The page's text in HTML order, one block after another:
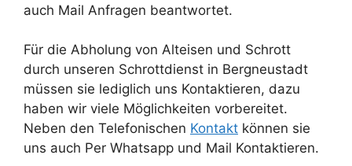
auch Mail Anfragen beantwortet.
Für die Abholung von Alteisen und Schrott
durch unseren Schrottdienst in Bergneustadt
müssen sie lediglich uns Kontaktieren, dazu
haben wir viele Möglichkeiten vorbereitet.
Neben den Telefonischen Kontakt können sie
uns auch Per Whatsapp und Mail Kontaktieren.